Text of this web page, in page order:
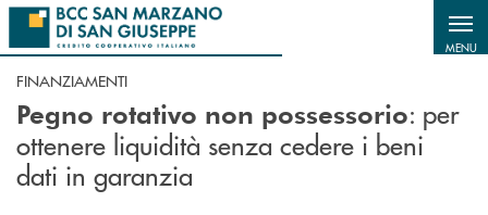
Salta al contenuto principale
MENU
FINANZIAMENTI
Pegno rotativo non possessorio: per
ottenere liquidità senza cedere i beni
dati in garanzia